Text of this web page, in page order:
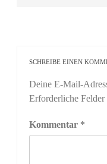
SCHREIBE EINEN
Deine E-Mail-
Erforderliche Felder
Kommentar *